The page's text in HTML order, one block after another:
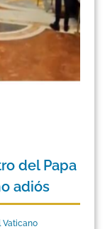
del Papa
adiós
Vaticano